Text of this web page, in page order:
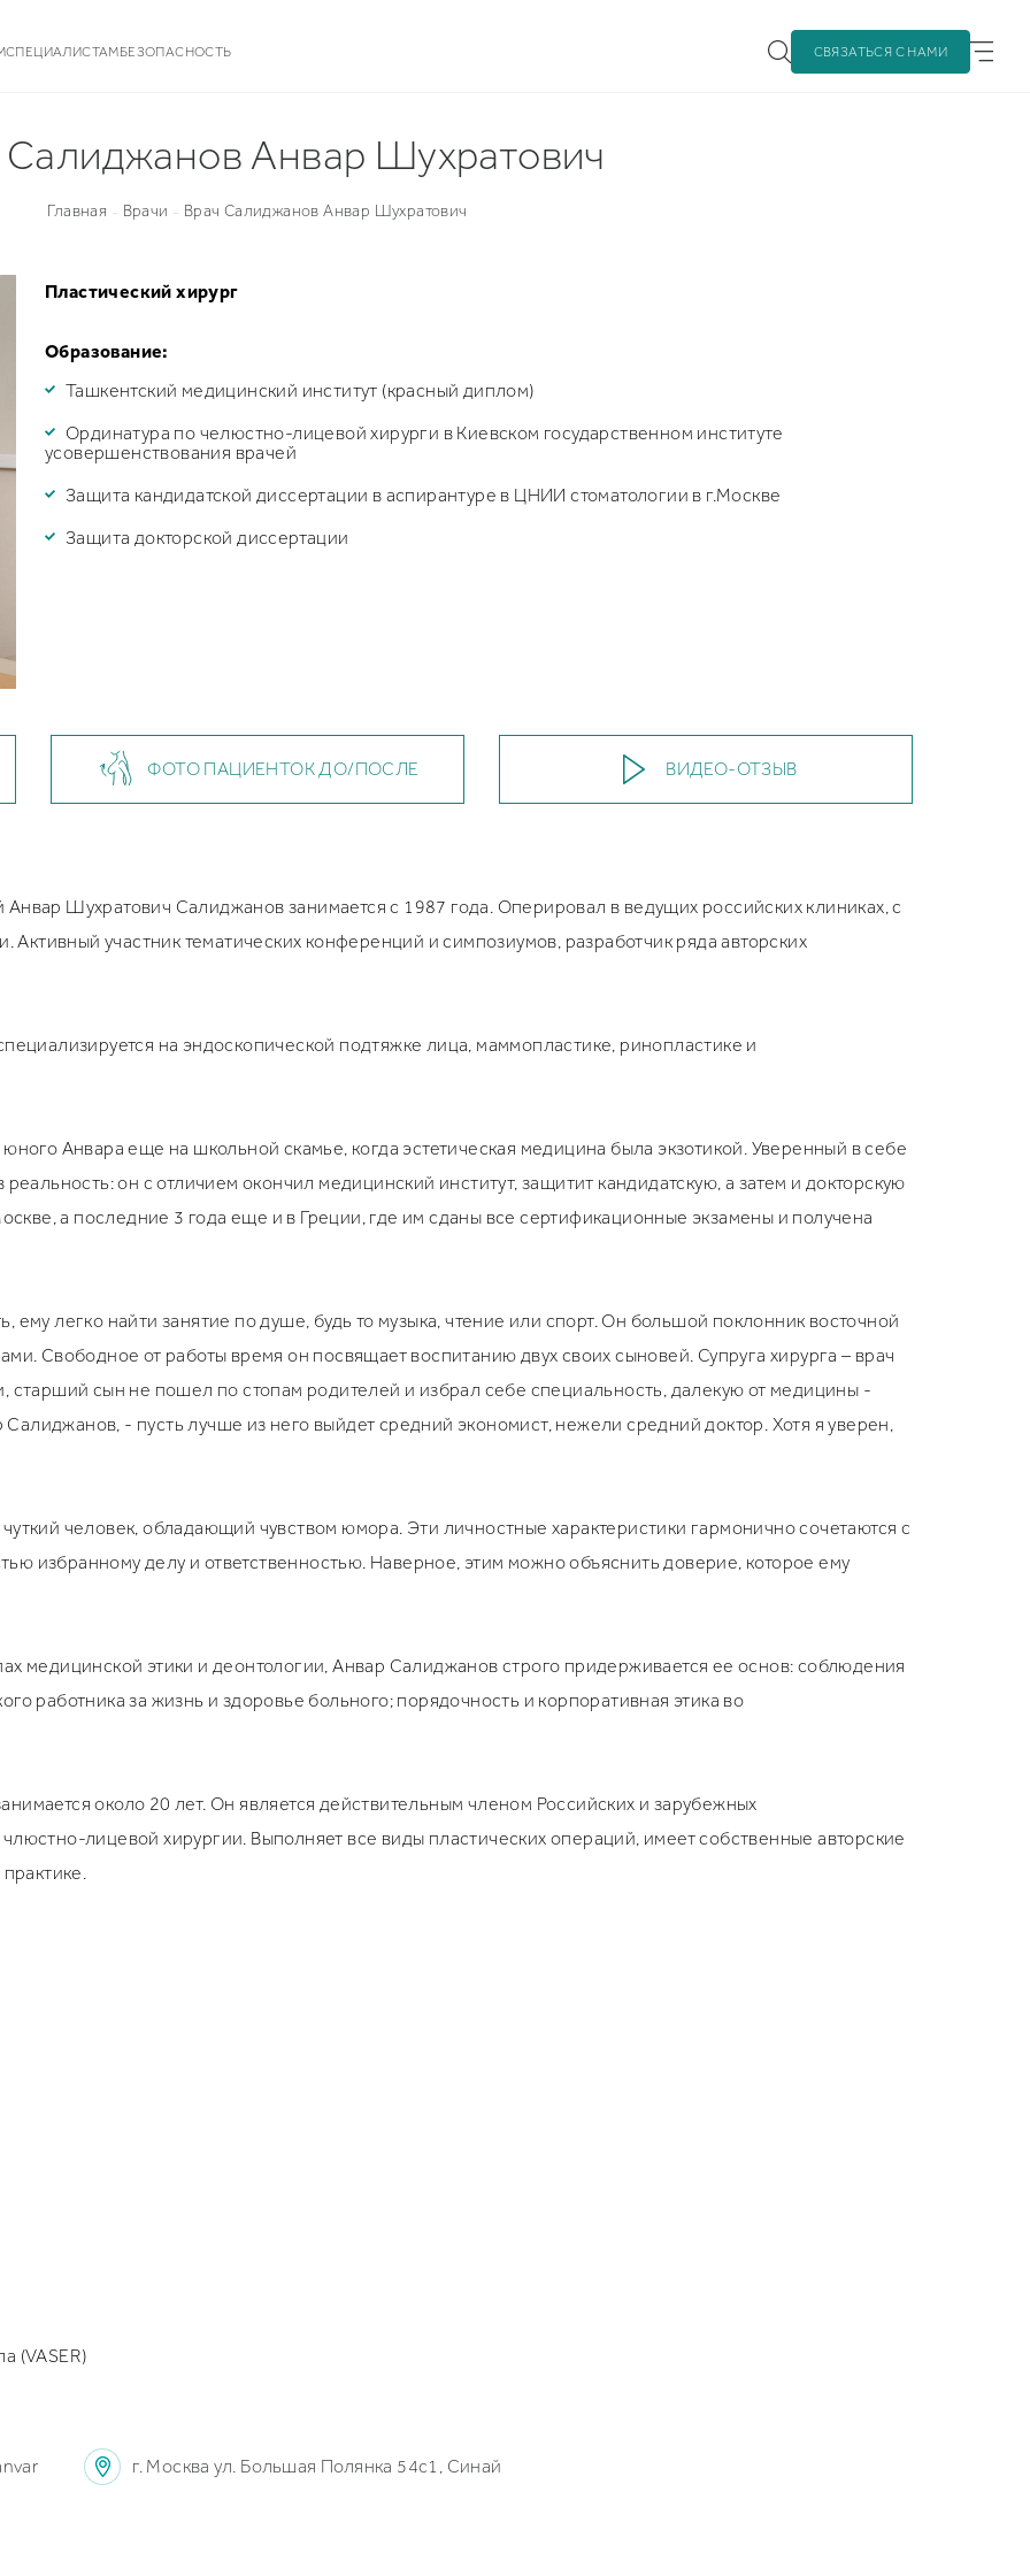
СПЕЦИАЛИСТАМБЕЗОПАСНОСТЬ СВЯЗАТЬСЯ С НАМИ
Салиджанов Анвар Шухратович
Главная - Врачи - Врач Салиджанов Анвар Шухратович
Пластический хирург
Образование:
Ташкентский медицинский институт (красный диплом)
Ординатура по челюстно-лицевой хирурги в Киевском государственном институте
усовершенствования врачей
Защита кандидатской диссертации в аспирантуре в ЦНИИ стоматологии в г.Москве
Защита докторской диссертации
ФОТО ПАЦИЕНТОК ДО/ПОСЛЕ ВИДЕО-ОТЗЫВ
Шухратович Салиджанов занимается с 1987 года. Оперировал в ведущих российских клиниках, с
Активный участник тематических конференций и симпозиумов, разработчик ряда авторских
на эндоскопической подтяжке лица, маммопластике, ринопластике и
Анвара еще на школьной скамье, когда эстетическая медицина была экзотикой. Уверенный в себе
он с отличием окончил медицинский институт, защитит кандидатскую, а затем и докторскую
а последние 3 года еще и в Греции, где им сданы все сертификационные экзамены и получена
ему легко найти занятие по душе, будь то музыка, чтение или спорт. Он большой поклонник восточной
Свободное от работы время он посвящает воспитанию двух своих сыновей. Супруга хирурга – врач
старший сын не пошел по стопам родителей и избрал себе специальность, далекую от медицины -
Салиджанов, - пусть лучше из него выйдет средний экономист, нежели средний доктор. Хотя я уверен,
человек, обладающий чувством юмора. Эти личностные характеристики гармонично сочетаются с
избранному делу и ответственностью. Наверное, этим можно объяснить доверие, которое ему
медицинской этики и деонтологии, Анвар Салиджанов строго придерживается ее основ: соблюдения
работника за жизнь и здоровье больного; порядочность и корпоративная этика во
около 20 лет. Он является действительным членом Российских и зарубежных
лицевой хирургии. Выполняет все виды пластических операций, имеет собственные авторские
(VASER)
г. Москва ул. Большая Полянка 54с1, Синай